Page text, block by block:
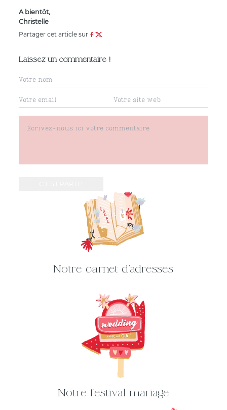
A bientôt,
Christelle
Partager cet article sur
Laissez un commentaire !
Notre carnet d'adresses
Notre festival mariage